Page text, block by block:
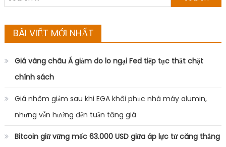
for:
BÀI VIẾT MỚI NHẤT
Giá vàng châu Á giảm do lo ngại Fed tiếp tục thắt chặt
chính sách
Giá nhôm giảm sau khi EGA khôi phục nhà máy alumin,
nhưng vẫn hướng đến tuần tăng giá
Bitcoin giữ vững mốc 63.000 USD giữa áp lực từ căng thẳng